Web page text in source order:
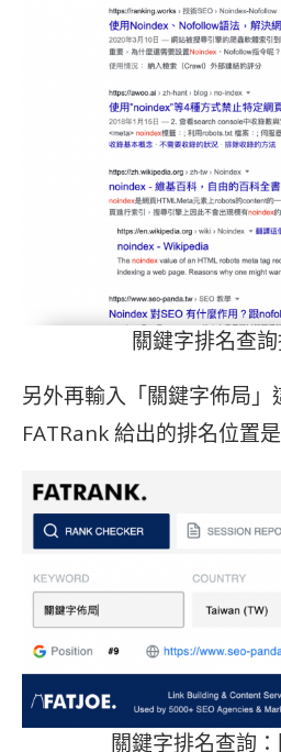
關鍵字排名查
另外再輸入「關鍵字佈局」
FATRank 給出的排名位置
關鍵字排名查詢